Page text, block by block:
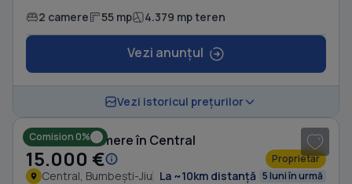
2 camere 55 mp 4.379 mp teren
Vezi anunțul
Vezi istoricul prețurilor
Comision 0%
Casă cu 2 camere în Central
15.000 € Proprietar
Central, Bumbești-Jiu La ~10km distanță 5 luni în urmă